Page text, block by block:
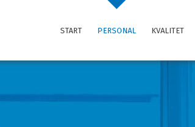
START PERSONAL KVALITET